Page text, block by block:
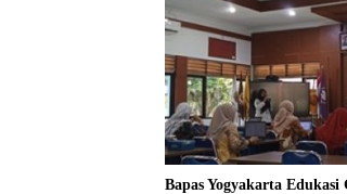
Bapas Yogyakarta Edukasi